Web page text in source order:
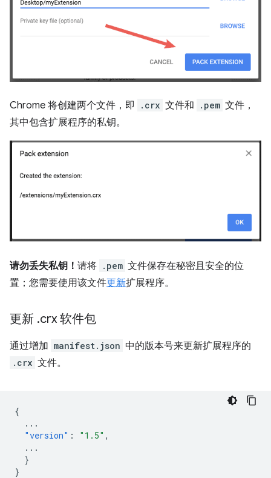
Chrome 将创建两个文件，即 .crx 文件和 .pem 文件，
其中包含扩展程序的私钥。
请勿丢失私钥！ 请将 .pem 文件保存在秘密且安全的位
置；您需要使用该文件更新扩展程序。
更新 .crx 软件包
通过增加 manifest.json 中的版本号来更新扩展程序的
.crx 文件。
{
...
"version" : "1.5" ,
...
}
}